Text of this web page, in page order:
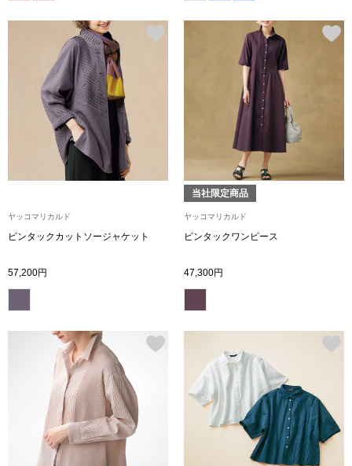
BOGARD 最新号はこちら
ショート･クロ
デニム
その他
ルームウェア
バッグ
トートバッグ
ヤッコマリカルド
ピンタックカットソージャケット
57,200円
当社限定商品
ヤッコマリカルド
ピンタックワンピース
47,300円